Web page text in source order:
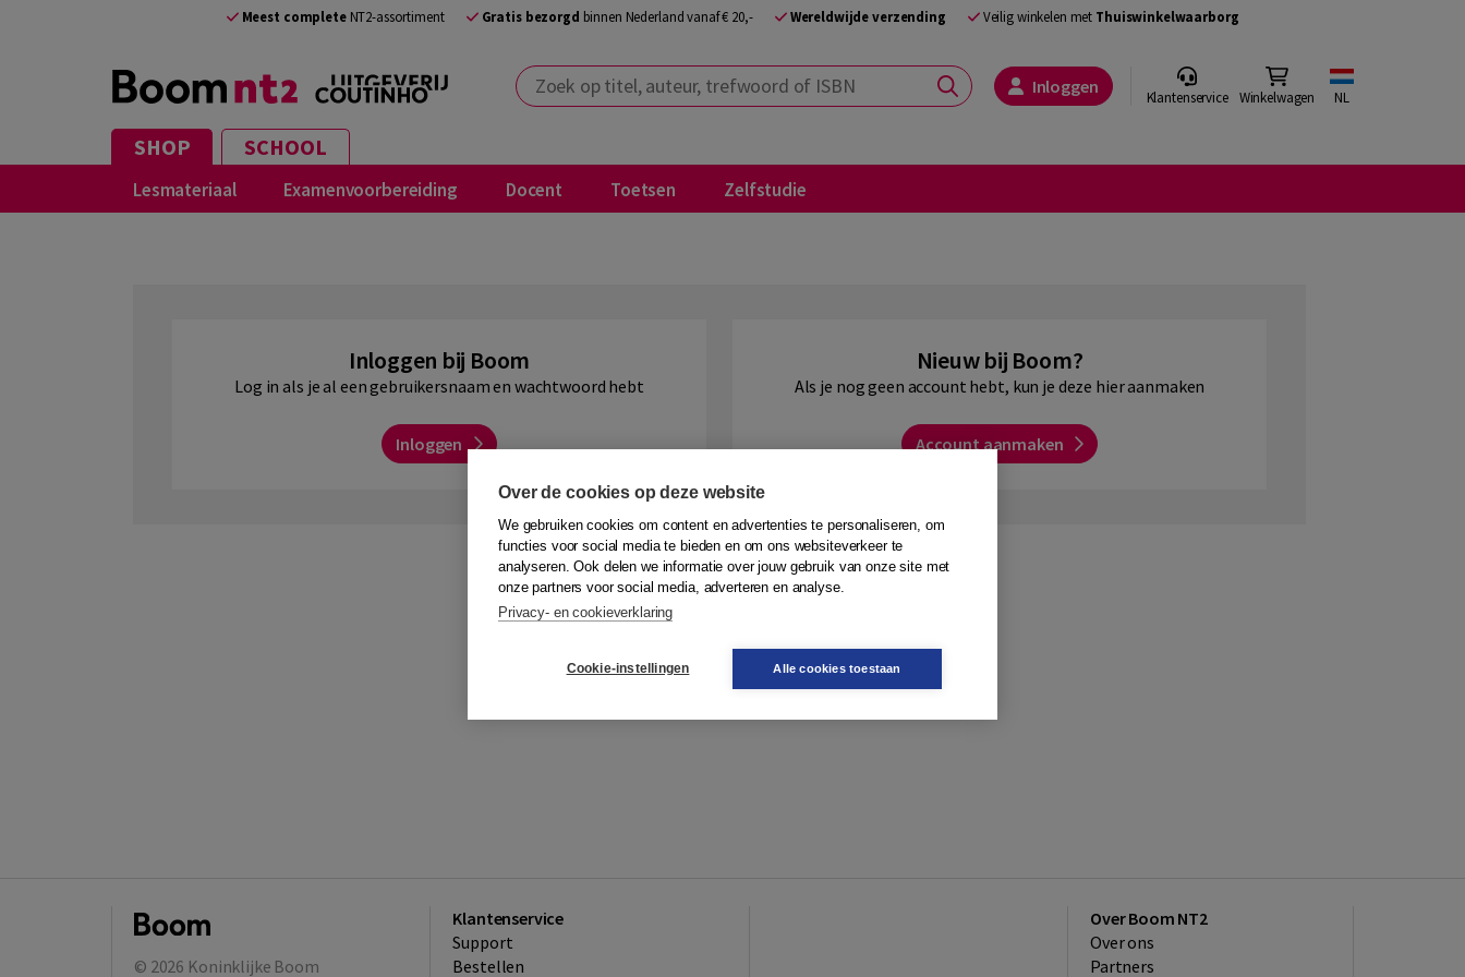
Meest completeNT2-assortiment Gratis bezorgd binnen Nederland vanaf € 20,- Wereldwijde verzending Veilig winkelen met Thuiswinkelwaarborg
Zoek op titel, auteur, trefwoord of ISBN Inloggen Klantenservice Winkelwagen NL
SHOP SCHOOL
Lesmateriaal Examenvoorbereiding Docent Toetsen Zelfstudie
Inloggen bij Boom
Log in als je al een gebruikersnaam en wachtwoord hebt
Inloggen
Nieuw bij Boom?
Als je nog geen account hebt, kun je deze hier aanmaken
Account aanmaken
© 2026 Koninklijke Boom
Klantenservice
Support
Bestellen
Over Boom NT2
Over ons
Partners
Over de cookies op deze website
We gebruiken cookies om content en advertenties te personaliseren, om
functies voor social media te bieden en om ons websiteverkeer te
analyseren. Ook delen we informatie over jouw gebruik van onze site met
onze partners voor social media, adverteren en analyse.
Privacy- en cookieverklaring
Cookie-instellingen Alle cookies toestaan